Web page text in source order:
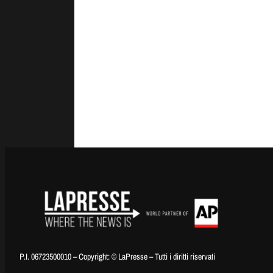
P.I. 06723500010 – Copyright: © LaPresse – Tutti i diritti riservati